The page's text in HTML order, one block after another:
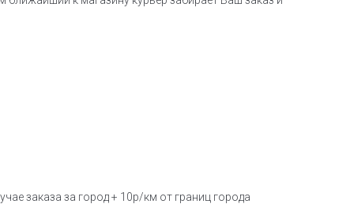
заказа за город + 10р/км от границ города